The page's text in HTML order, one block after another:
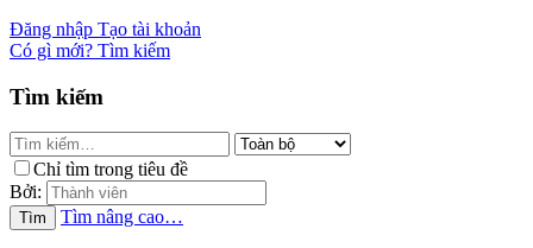
Đăng nhập Tạo tài khoản
Có gì mới? Tìm kiếm
Tìm kiếm
Chỉ tìm trong tiêu đề
Bởi:
Tìm Tìm nâng cao…